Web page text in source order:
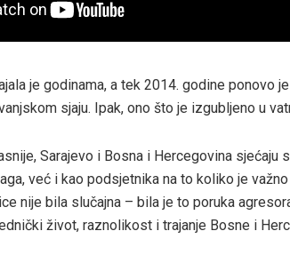
je godinama, a tek 2014. godine ponovo
sjaju. Ipak, ono što je izgubljeno u
Sarajevo i Bosna i Hercegovina sjećaju
već i kao podsjetnika na to koliko je
nije bila slučajna – bila je to poruka
život, raznolikost i trajanje Bosne i